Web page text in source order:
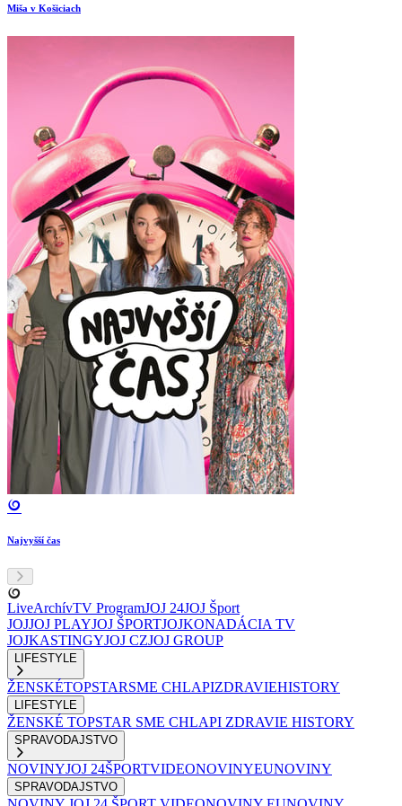
Miša v Košiciach
Najvyšší čas
LiveArchívTV ProgramJOJ 24JOJ Šport
JOJJOJ PLAYJOJ ŠPORTJOJKONADÁCIA TV
JOJKASTINGYJOJ CZJOJ GROUP
LIFESTYLE
ŽENSKÉTOPSTARSME CHLAPIZDRAVIEHISTORY
LIFESTYLE
ŽENSKÉ TOPSTAR SME CHLAPI ZDRAVIE HISTORY
SPRAVODAJSTVO
NOVINYJOJ 24ŠPORTVIDEONOVINYEUNOVINY
SPRAVODAJSTVO